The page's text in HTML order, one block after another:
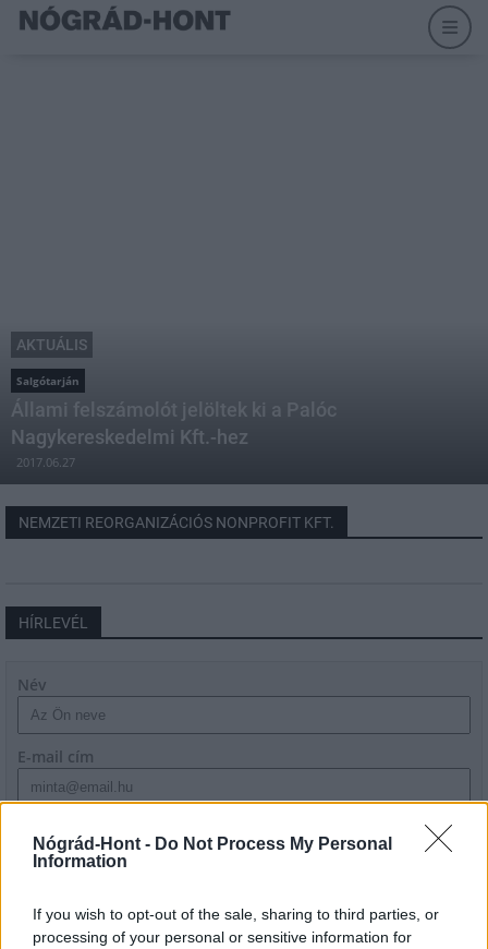
Nógrád-Hont - Do Not Process My Personal
Information
If you wish to opt-out of the sale, sharing to third parties, or
processing of your personal or sensitive information for
AKTUÁLIS
Salgótarján
Állami felszámolót jelöltek ki a Palóc
Nagykereskedelmi Kft.-hez
2017.06.27
NEMZETI REORGANIZÁCIÓS NONPROFIT KFT.
HÍRLEVÉL
Név
E-mail cím
adatvédelmi
szabályzatot!